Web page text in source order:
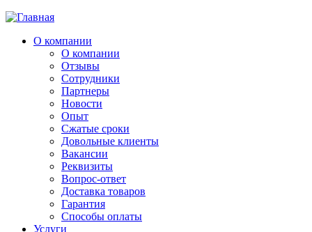
О компании
О компании
Отзывы
Сотрудники
Партнеры
Новости
Опыт
Сжатые сроки
Довольные клиенты
Вакансии
Реквизиты
Вопрос-ответ
Доставка товаров
Гарантия
Способы оплаты
Услуги